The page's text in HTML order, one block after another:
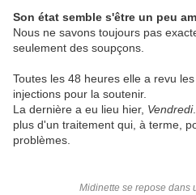
Son état semble s'être un peu
Nous ne savons toujours pas
seulement des soupçons.
Toutes les 48 heures elle a revu
injections pour la soutenir.
La dernière a eu lieu hier, Vendredi
plus d'un traitement qui, à terme,
problèmes.
Midinette se repose dans